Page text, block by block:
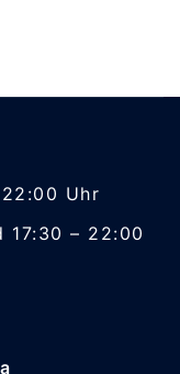
Uhr
17:30 – 22:00